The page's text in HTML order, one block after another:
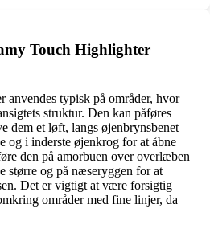
Touch Highlighter
anvendes typisk på områder, hvor
struktur. Den kan påføres
dem et løft, langs øjenbrynsbenet
og i inderste øjenkrog for at åbne
den på amorbuen over overlæben
større og på næseryggen for at
Det er vigtigt at være forsigtig
områder med fine linjer, da